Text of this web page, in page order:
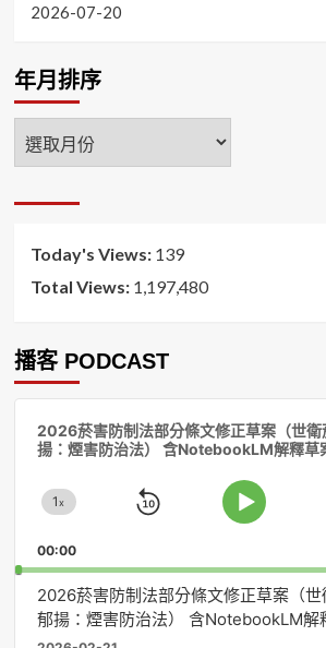
2026-07-20
年月排序
年
月
Today's Views: 139
Total Views: 1,197,480
播客 PODCAST
2026菸害防制法部分條文修正草案（世衛
揚：煙害防治法） 含NotebookLM解釋草
Change
Rate
1x
Skip
Play
00:00
2026菸害防制法部分條文修正草案（
郁揚：煙害防治法） 含NotebookLM解